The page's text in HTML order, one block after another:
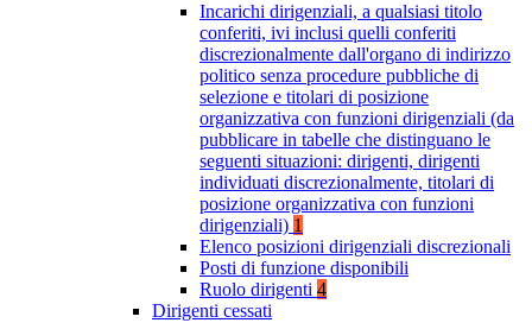
Incarichi dirigenziali, a qualsiasi titolo
conferiti, ivi inclusi quelli conferiti
discrezionalmente dall'organo di indirizzo
politico senza procedure pubbliche di
selezione e titolari di posizione
organizzativa con funzioni dirigenziali (da
pubblicare in tabelle che distinguano le
seguenti situazioni: dirigenti, dirigenti
individuati discrezionalmente, titolari di
posizione organizzativa con funzioni
dirigenziali) 1
Elenco posizioni dirigenziali discrezionali
Posti di funzione disponibili
Ruolo dirigenti 4
Dirigenti cessati